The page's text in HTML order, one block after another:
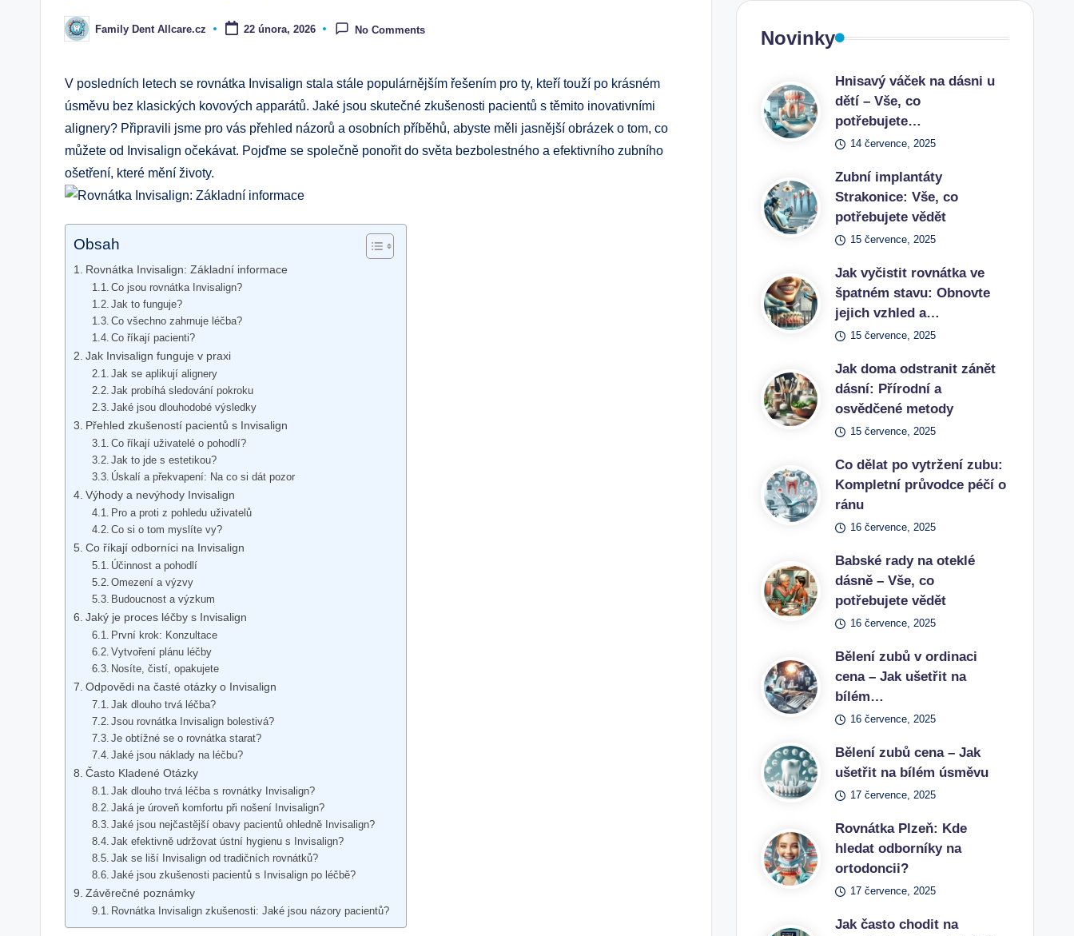
Posted
by
Family Dent Allcare.cz 22 února, 2026 No Comments
V posledních letech se rovnátka Invisalign stala stále populárnějším řešením pro ty, kteří touží po krásném
úsměvu bez klasických kovových apparátů. Jaké jsou skutečné zkušenosti pacientů s těmito inovativními
alignery? Připravili jsme pro vás přehled názorů a osobních příběhů, abyste měli jasnější obrázek o tom, co
můžete od Invisalign očekávat. Pojďme se společně ponořit do světa bezbolestného a efektivního zubního
ošetření, které mění životy.
Obsah
Rovnátka Invisalign: Základní informace
Co jsou rovnátka Invisalign?
Jak to funguje?
Co všechno zahrnuje léčba?
Co říkají pacienti?
Jak Invisalign funguje v praxi
Jak se aplikují alignery
Jak probíhá sledování pokroku
Jaké jsou dlouhodobé výsledky
Přehled zkušeností pacientů s Invisalign
Co říkají uživatelé o pohodlí?
Jak to jde s estetikou?
Úskalí a překvapení: Na co si dát pozor
Výhody a nevýhody Invisalign
Pro a proti z pohledu uživatelů
Co si o tom myslíte vy?
Co říkají odborníci na Invisalign
Účinnost a pohodlí
Omezení a výzvy
Budoucnost a výzkum
Jaký je proces léčby s Invisalign
První krok: Konzultace
Vytvoření plánu léčby
Nosíte, čistí, opakujete
Odpovědi na časté otázky o Invisalign
Jak dlouho trvá léčba?
Jsou rovnátka Invisalign bolestivá?
Je obtížné se o rovnátka starat?
Jaké jsou náklady na léčbu?
Často Kladené Otázky
Jak dlouho trvá léčba s rovnátky Invisalign?
Jaká je úroveň komfortu při nošení Invisalign?
Jaké jsou nejčastější obavy pacientů ohledně Invisalign?
Jak efektivně udržovat ústní hygienu s Invisalign?
Jak se liší Invisalign od tradičních rovnátků?
Jaké jsou zkušenosti pacientů s Invisalign po léčbě?
Závěrečné poznámky
Rovnátka Invisalign zkušenosti: Jaké jsou názory pacientů?
Novinky
Hnisavý váček na dásni u
dětí – Vše, co
potřebujete…
14 července, 2025
Zubní implantáty
Strakonice: Vše, co
potřebujete vědět
15 července, 2025
Jak vyčistit rovnátka ve
špatném stavu: Obnovte
jejich vzhled a…
15 července, 2025
Jak doma odstranit zánět
dásní: Přírodní a
osvědčené metody
15 července, 2025
Co dělat po vytržení zubu:
Kompletní průvodce péčí o
ránu
16 července, 2025
Babské rady na oteklé
dásně – Vše, co
potřebujete vědět
16 července, 2025
Bělení zubů v ordinaci
cena – Jak ušetřit na
bílém…
16 července, 2025
Bělení zubů cena – Jak
ušetřit na bílém úsměvu
17 července, 2025
Rovnátka Plzeň: Kde
hledat odborníky na
ortodoncii?
17 července, 2025
Jak často chodit na